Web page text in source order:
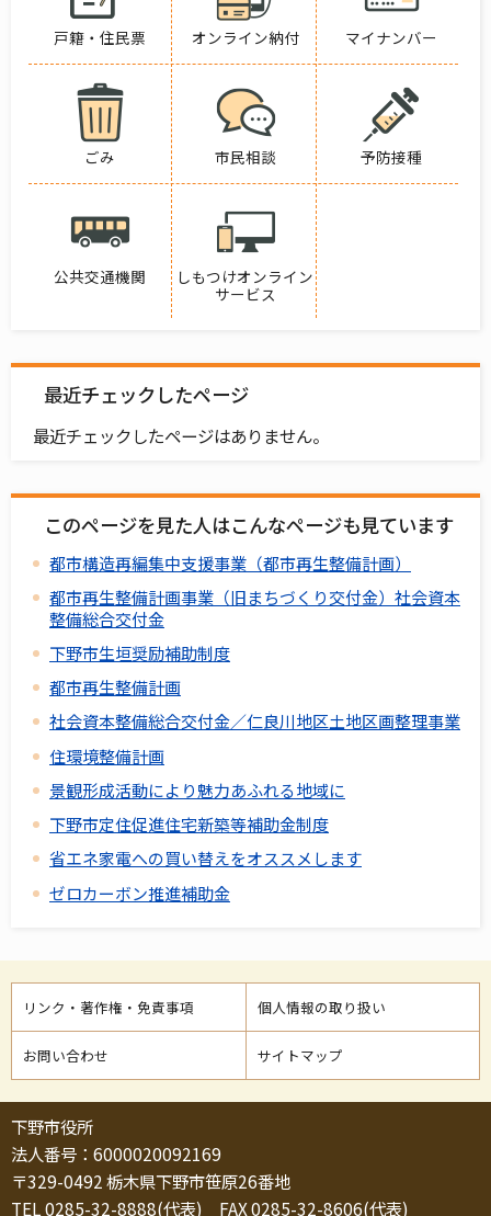
戸籍・住民票 オンライン納付 マイナンバー
ごみ 市民相談 予防接種
公共交通機関
しもつけオンライン
サービス
最近チェックしたページ
最近チェックしたページはありません。
このページを見た人はこんなページも見ています
都市構造再編集中支援事業（都市再生整備計画）
都市再生整備計画事業（旧まちづくり交付金）社会資本
整備総合交付金
下野市生垣奨励補助制度
都市再生整備計画
社会資本整備総合交付金／仁良川地区土地区画整理事業
住環境整備計画
景観形成活動により魅力あふれる地域に
下野市定住促進住宅新築等補助金制度
省エネ家電への買い替えをオススメします
ゼロカーボン推進補助金
リンク・著作権・免責事項 個人情報の取り扱い
お問い合わせ サイトマップ
下野市役所
法人番号：6000020092169
〒329-0492 栃木県下野市笹原26番地
TEL 0285-32-8888(代表) FAX 0285-32-8606(代表)